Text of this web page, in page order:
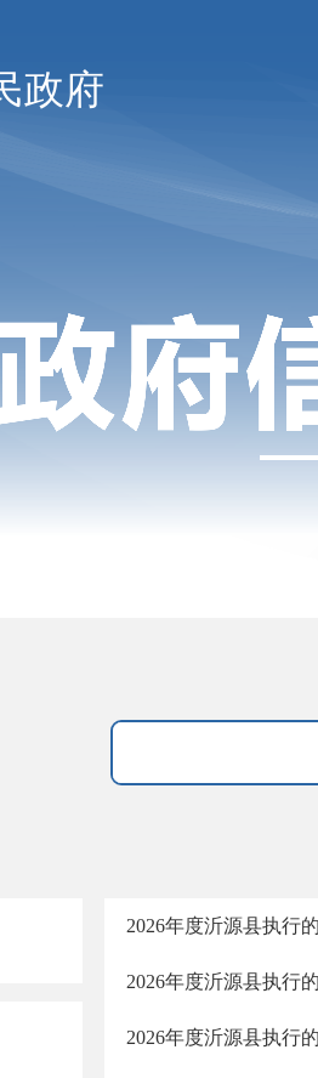
政府
2026年度沂源县执行
2026年度沂源县执行
2026年度沂源县执行